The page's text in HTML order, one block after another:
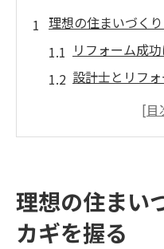
理想の住まいづく
リフォーム成
設計士とリフ
千葉県で実現する
千葉県でリフォ
理想の住まい
カギを握る